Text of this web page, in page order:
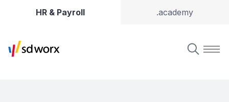
HR & Payroll .academy